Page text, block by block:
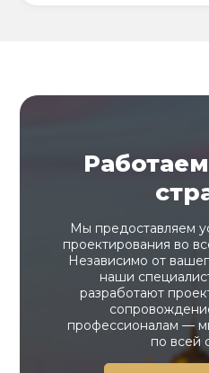
Мы предоставляем
проектирования во
Независимо от
наши
разработают
профессионалам —
по всей